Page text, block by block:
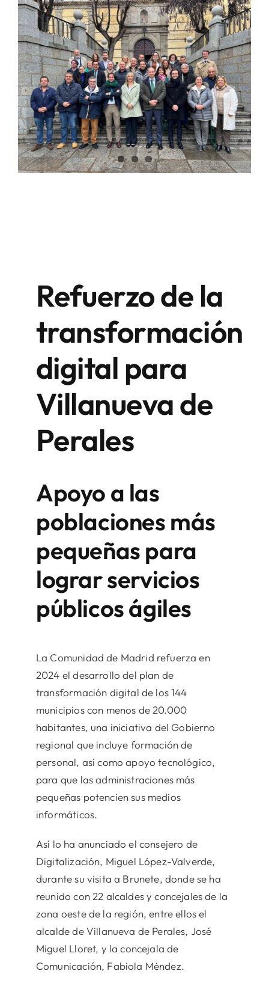
Refuerzo de la
transformación
digital para
Villanueva de
Perales
Apoyo a las
poblaciones más
pequeñas para
lograr servicios
públicos ágiles
La Comunidad de Madrid refuerza en
2024 el desarrollo del plan de
transformación digital de los 144
municipios con menos de 20.000
habitantes, una iniciativa del Gobierno
regional que incluye formación de
personal, así como apoyo tecnológico,
para que las administraciones más
pequeñas potencien sus medios
informáticos.
Así lo ha anunciado el consejero de
Digitalización, Miguel López-Valverde,
durante su visita a Brunete, donde se ha
reunido con 22 alcaldes y concejales de la
zona oeste de la región, entre ellos el
alcalde de Villanueva de Perales, José
Miguel Lloret, y la concejala de
Comunicación, Fabiola Méndez.